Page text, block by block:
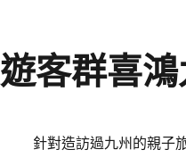
客群喜
針對造訪過九州的親子